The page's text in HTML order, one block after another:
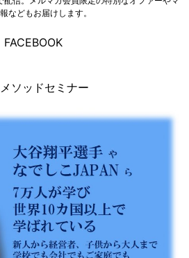
などもお届けします。
FACEBOOK
ソッドセミナー